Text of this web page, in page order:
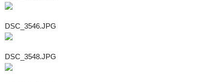
DSC_3546.JPG
DSC_3548.JPG